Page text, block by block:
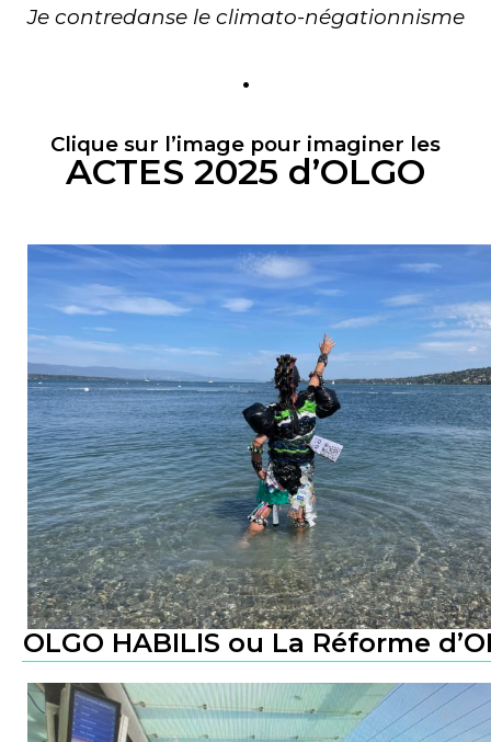
Je contredanse le climato-négationnisme
.
Clique sur l’image pour imaginer les
ACTES 2025 d’OLGO
OLGO HABILIS ou La Réforme